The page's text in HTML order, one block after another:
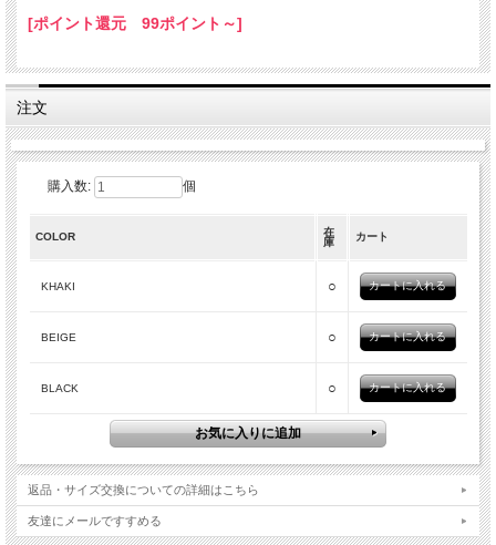
[ポイント還元 99ポイント～]
注文
購入数: 個
COLOR
在
庫
カート
KHAKI ○
BEIGE ○
BLACK ○
返品・サイズ交換についての詳細はこちら
友達にメールですすめる